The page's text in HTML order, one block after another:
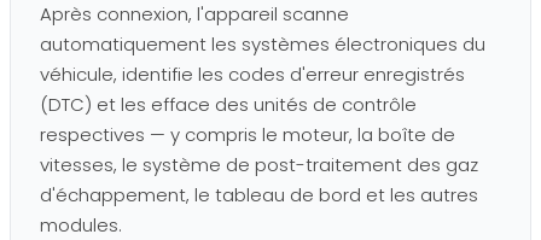
Après connexion, l'appareil scanne
automatiquement les systèmes électroniques du
véhicule, identifie les codes d'erreur enregistrés
(DTC) et les efface des unités de contrôle
respectives — y compris le moteur, la boîte de
vitesses, le système de post-traitement des gaz
d'échappement, le tableau de bord et les autres
modules.